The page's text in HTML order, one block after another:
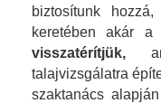
biztosítunk
keretében akár a
visszatérítjük,
talajvizsgálatra
szaktanács